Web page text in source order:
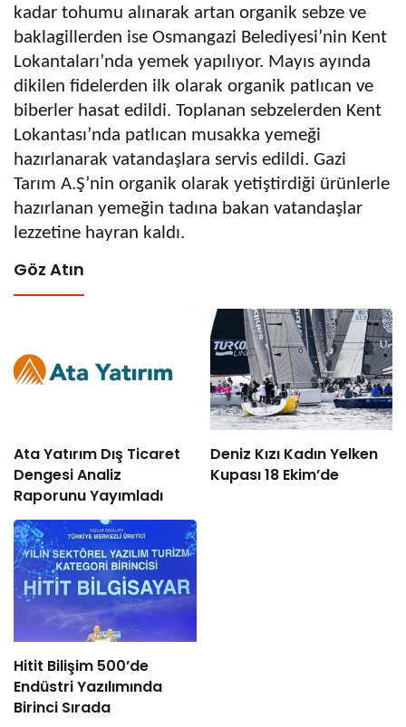
kadar tohumu alınarak artan organik sebze ve
baklagillerden ise Osmangazi Belediyesi’nin Kent
Lokantaları’nda yemek yapılıyor. Mayıs ayında
dikilen fidelerden ilk olarak organik patlıcan ve
biberler hasat edildi. Toplanan sebzelerden Kent
Lokantası’nda patlıcan musakka yemeği
hazırlanarak vatandaşlara servis edildi. Gazi
Tarım A.Ş’nin organik olarak yetiştirdiği ürünlerle
hazırlanan yemeğin tadına bakan vatandaşlar
lezzetine hayran kaldı.
Göz Atın
Ata Yatırım Dış Ticaret
Dengesi Analiz
Raporunu Yayımladı
Deniz Kızı Kadın Yelken
Kupası 18 Ekim’de
Hitit Bilişim 500’de
Endüstri Yazılımında
Birinci Sırada